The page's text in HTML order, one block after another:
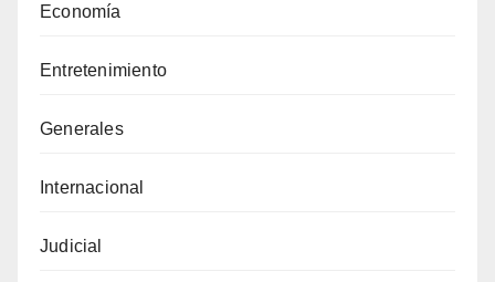
Economía
Entretenimiento
Generales
Internacional
Judicial